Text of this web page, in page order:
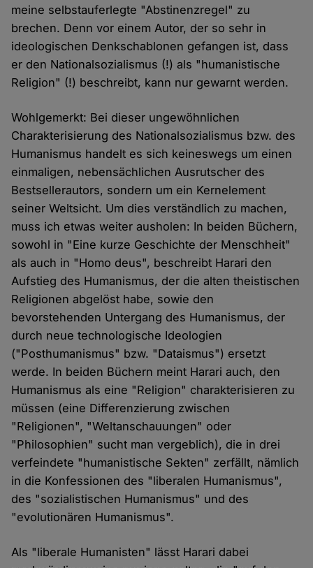
meine selbstauferlegte "Abstinenzregel" zu
brechen. Denn vor einem Autor, der so sehr in
ideologischen Denkschablonen gefangen ist, dass
er den Nationalsozialismus (!) als "humanistische
Religion" (!) beschreibt, kann nur gewarnt werden.
Wohlgemerkt: Bei dieser ungewöhnlichen
Charakterisierung des Nationalsozialismus bzw. des
Humanismus handelt es sich keineswegs um einen
einmaligen, nebensächlichen Ausrutscher des
Bestsellerautors, sondern um ein Kernelement
seiner Weltsicht. Um dies verständlich zu machen,
muss ich etwas weiter ausholen: In beiden Büchern,
sowohl in "Eine kurze Geschichte der Menschheit"
als auch in "Homo deus", beschreibt Harari den
Aufstieg des Humanismus, der die alten theistischen
Religionen abgelöst habe, sowie den
bevorstehenden Untergang des Humanismus, der
durch neue technologische Ideologien
("Posthumanismus" bzw. "Dataismus") ersetzt
werde. In beiden Büchern meint Harari auch, den
Humanismus als eine "Religion" charakterisieren zu
müssen (eine Differenzierung zwischen
"Religionen", "Weltanschauungen" oder
"Philosophien" sucht man vergeblich), die in drei
verfeindete "humanistische Sekten" zerfällt, nämlich
in die Konfessionen des "liberalen Humanismus",
des "sozialistischen Humanismus" und des
"evolutionären Humanismus".
Als "liberale Humanisten" lässt Harari dabei